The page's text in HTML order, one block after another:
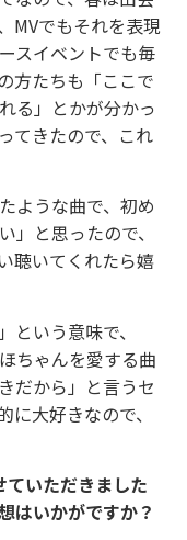
MVでもそれを表現
スイベントでも毎
方たちも「ここで
る」とかが分かっ
てきたので、これ
ような曲で、初め
」と思ったので、
聴いてくれたら嬉
いう意味で、
ちゃんを愛する曲
だから」と言うセ
大好きなので、
いただきました
はいかがですか？